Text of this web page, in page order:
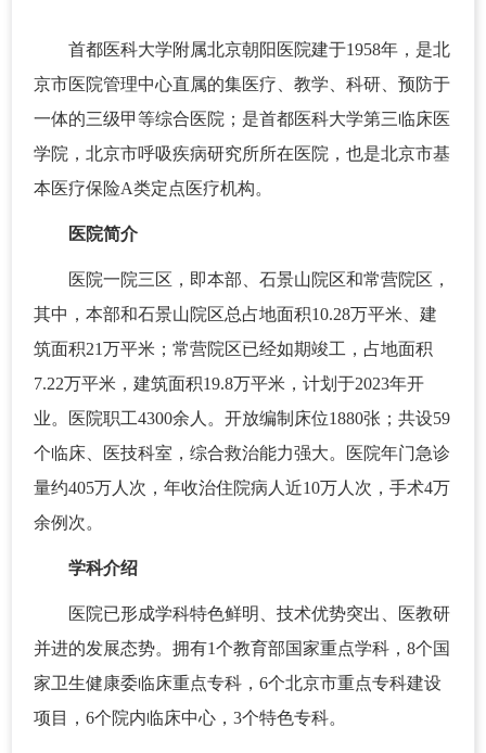
首都医科大学附属北京朝阳医院建于1958年，是北
京市医院管理中心直属的集医疗、教学、科研、预防于
一体的三级甲等综合医院；是首都医科大学第三临床医
学院，北京市呼吸疾病研究所所在医院，也是北京市基
本医疗保险A类定点医疗机构。
医院简介
医院一院三区，即本部、石景山院区和常营院区，
其中，本部和石景山院区总占地面积10.28万平米、建
筑面积21万平米；常营院区已经如期竣工，占地面积
7.22万平米，建筑面积19.8万平米，计划于2023年开
业。医院职工4300余人。开放编制床位1880张；共设59
个临床、医技科室，综合救治能力强大。医院年门急诊
量约405万人次，年收治住院病人近10万人次，手术4万
余例次。
学科介绍
医院已形成学科特色鲜明、技术优势突出、医教研
并进的发展态势。拥有1个教育部国家重点学科，8个国
家卫生健康委临床重点专科，6个北京市重点专科建设
项目，6个院内临床中心，3个特色专科。